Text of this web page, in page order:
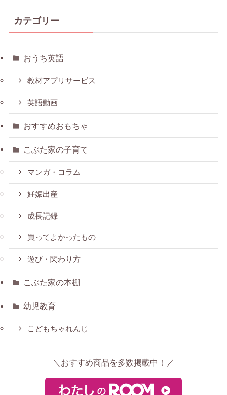
カテゴリー
おうち英語
教材アプリサービス
英語動画
おすすめおもちゃ
こぶた家の子育て
マンガ・コラム
妊娠出産
成長記録
買ってよかったもの
遊び・関わり方
こぶた家の本棚
幼児教育
こどもちゃれんじ
＼おすすめ商品を多数掲載中！／